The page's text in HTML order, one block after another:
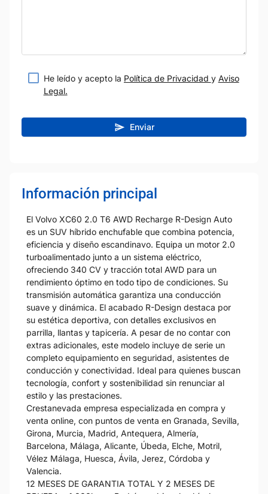
He leído y acepto la Política de Privacidad y Aviso
Legal.
Enviar
Información principal
El Volvo XC60 2.0 T6 AWD Recharge R-Design Auto
es un SUV híbrido enchufable que combina potencia,
eficiencia y diseño escandinavo. Equipa un motor 2.0
turboalimentado junto a un sistema eléctrico,
ofreciendo 340 CV y tracción total AWD para un
rendimiento óptimo en todo tipo de condiciones. Su
transmisión automática garantiza una conducción
suave y dinámica. El acabado R-Design destaca por
su estética deportiva, con detalles exclusivos en
parrilla, llantas y tapicería. A pesar de no contar con
extras adicionales, este modelo incluye de serie un
completo equipamiento en seguridad, asistentes de
conducción y conectividad. Ideal para quienes buscan
tecnología, confort y sostenibilidad sin renunciar al
estilo y las prestaciones.
Crestanevada empresa especializada en compra y
venta online, con puntos de venta en Granada, Sevilla,
Girona, Murcia, Madrid, Antequera, Almería,
Barcelona, Málaga, Alicante, Úbeda, Elche, Motril,
Vélez Málaga, Huesca, Ávila, Jerez, Córdoba y
Valencia.
12 MESES DE GARANTIA TOTAL Y 2 MESES DE